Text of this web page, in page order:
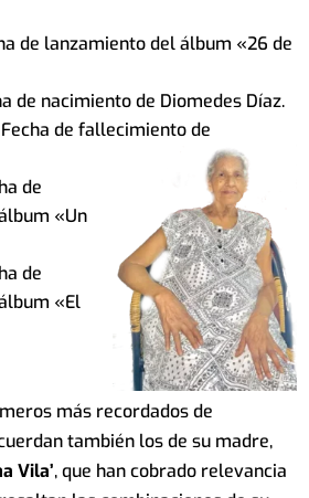
de lanzamiento del álbum «26 de
de nacimiento de Diomedes Díaz.
Fecha de fallecimiento de
de
«Un
de
«El
más recordados de
también los de su madre,
Vila’, que han cobrado relevancia